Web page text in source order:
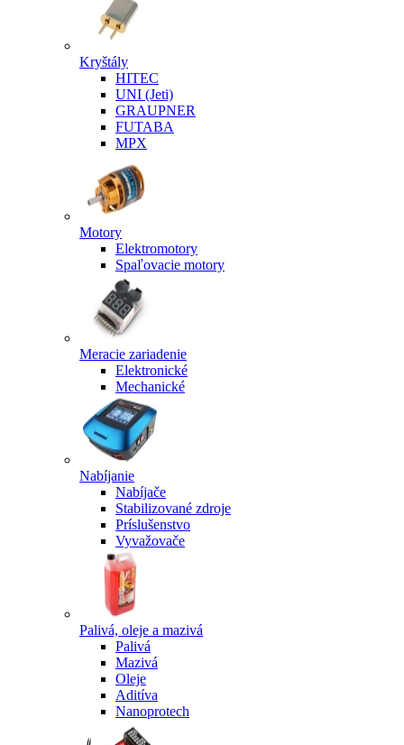
Kryštály
HITEC
UNI (Jeti)
GRAUPNER
FUTABA
MPX
Motory
Elektromotory
Spaľovacie motory
Meracie zariadenie
Elektronické
Mechanické
Nabíjanie
Nabíjače
Stabilizované zdroje
Príslušenstvo
Vyvažovače
Palivá, oleje a mazivá
Palivá
Mazivá
Oleje
Aditíva
Nanoprotech